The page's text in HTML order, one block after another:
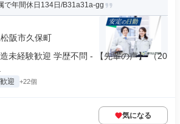
で年間休日134日/B31a31a-gg
阪市久保町
未経験歓迎 学歴不問 - 【先輩の声】 （20
迎 +22個
気になる